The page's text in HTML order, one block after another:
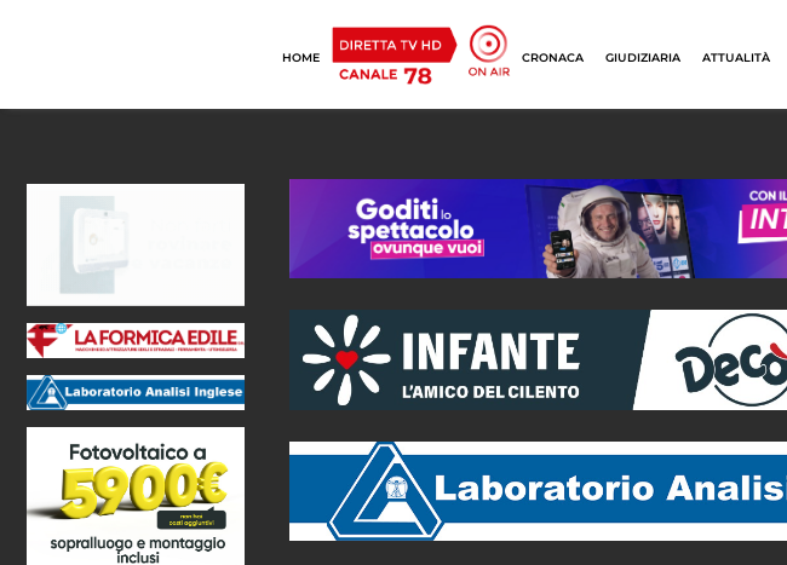
HOME CRONACA GIUDIZIARIA ATTUALITÀ